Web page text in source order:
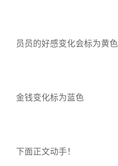
员员的好感变化会标为黄色
金钱变化标为蓝色
下面正文动手！